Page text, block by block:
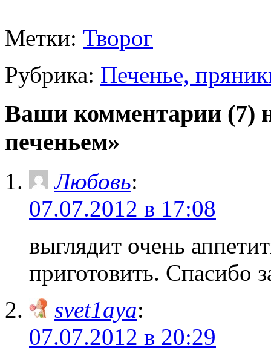
Метки: Творог
Рубрика: Печенье,
Ваши комментарии (7)
печеньем»
Любовь:
07.07.2012 в 17:08
выглядит очень
приготовить. Спасибо
svet1aya:
07.07.2012 в 20:29